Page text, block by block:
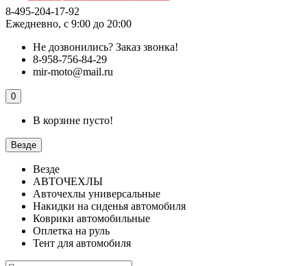
8-495-204-17-92
Ежедневно, с 9:00 до 20:00
Не дозвонились? Заказ звонка!
8-958-756-84-29
mir-moto@mail.ru
0
В корзине пусто!
Везде
Везде
АВТОЧЕХЛЫ
Авточехлы универсальные
Накидки на сиденья автомобиля
Коврики автомобильные
Оплетка на руль
Тент для автомобиля